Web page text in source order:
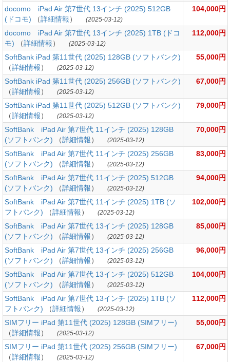
docomo iPad Air 第7世代 13インチ (2025) 512GB
(ドコモ)
（詳細情報） (2025-03-12)
104,000円
docomo iPad Air 第7世代 13インチ (2025) 1TB (ドコ
モ)
（詳細情報） (2025-03-12)
112,000円
SoftBank iPad 第11世代 (2025) 128GB (ソフトバンク)
（詳細情報） (2025-03-12)
55,000円
SoftBank iPad 第11世代 (2025) 256GB (ソフトバンク)
（詳細情報） (2025-03-12)
67,000円
SoftBank iPad 第11世代 (2025) 512GB (ソフトバンク)
（詳細情報） (2025-03-12)
79,000円
SoftBank iPad Air 第7世代 11インチ (2025) 128GB
(ソフトバンク)
（詳細情報） (2025-03-12)
70,000円
SoftBank iPad Air 第7世代 11インチ (2025) 256GB
(ソフトバンク)
（詳細情報） (2025-03-12)
83,000円
SoftBank iPad Air 第7世代 11インチ (2025) 512GB
(ソフトバンク)
（詳細情報） (2025-03-12)
94,000円
SoftBank iPad Air 第7世代 11インチ (2025) 1TB (ソ
フトバンク)
（詳細情報） (2025-03-12)
102,000円
SoftBank iPad Air 第7世代 13インチ (2025) 128GB
(ソフトバンク)
（詳細情報） (2025-03-12)
85,000円
SoftBank iPad Air 第7世代 13インチ (2025) 256GB
(ソフトバンク)
（詳細情報） (2025-03-12)
96,000円
SoftBank iPad Air 第7世代 13インチ (2025) 512GB
(ソフトバンク)
（詳細情報） (2025-03-12)
104,000円
SoftBank iPad Air 第7世代 13インチ (2025) 1TB (ソ
フトバンク)
（詳細情報） (2025-03-12)
112,000円
SIMフリー iPad 第11世代 (2025) 128GB (SIMフリー)
（詳細情報） (2025-03-12)
55,000円
SIMフリー iPad 第11世代 (2025) 256GB (SIMフリー)
（詳細情報） (2025-03-12)
67,000円